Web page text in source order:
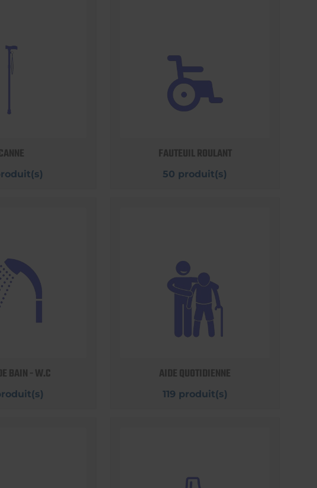
FAUTEUIL ROULANT
50 produit(s)
BAIN - W.C AIDE QUOTIDIENNE
119 produit(s)